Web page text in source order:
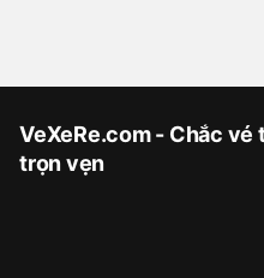
VeXeRe.com - Chắc
trọn vẹn